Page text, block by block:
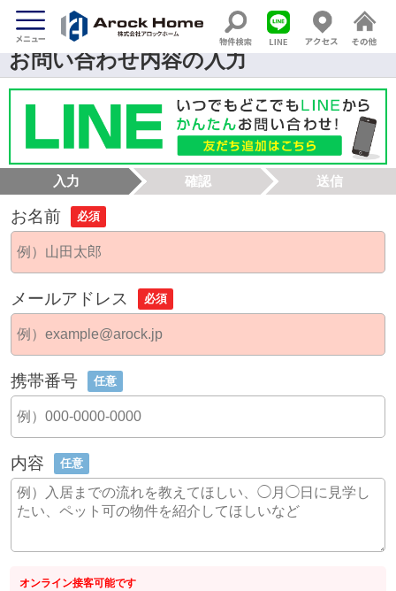
お問い合わせ内容の入力
入力 確認 送信
お名前 必須
メールアドレス 必須
携帯番号 任意
内容 任意
オンライン接客可能です